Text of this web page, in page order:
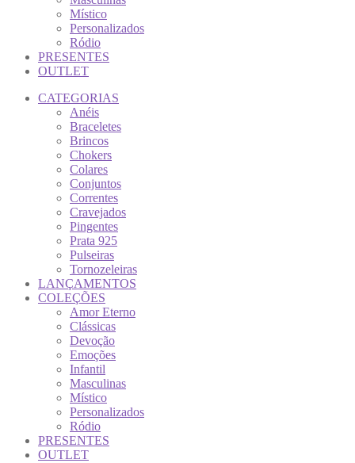
Místico
Personalizados
Ródio
PRESENTES
OUTLET
CATEGORIAS
Anéis
Braceletes
Brincos
Chokers
Colares
Conjuntos
Correntes
Cravejados
Pingentes
Prata 925
Pulseiras
Tornozeleiras
LANÇAMENTOS
COLEÇÕES
Amor Eterno
Clássicas
Devoção
Emoções
Infantil
Masculinas
Místico
Personalizados
Ródio
PRESENTES
OUTLET